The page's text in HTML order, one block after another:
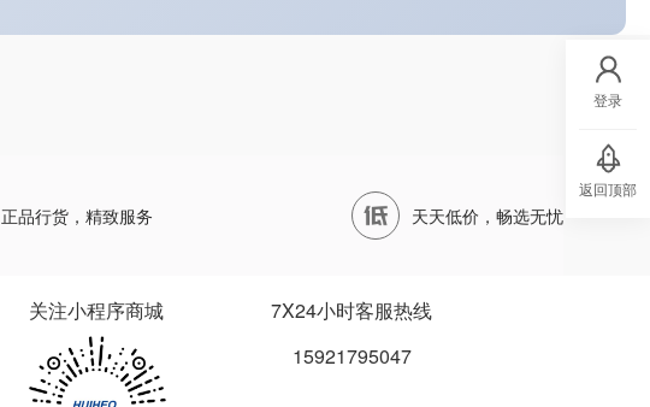
正品行货，精致服务 天天低价，畅选无忧
关注小程序商城
7X24小时客服热线
15921795047
登录
返回顶部